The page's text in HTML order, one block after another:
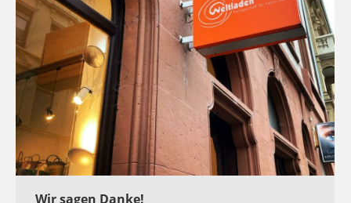
Wir sagen Danke!